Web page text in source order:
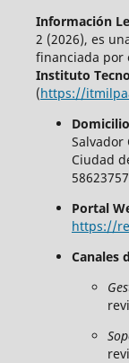
Información
2 (2026), es
financiada por
Instituto
(https://
Salvador
Ciudad
Portal
https://
Canales